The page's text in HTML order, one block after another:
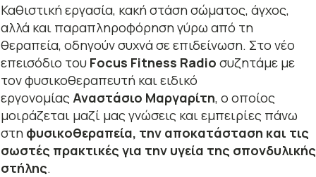
Καθιστική εργασία, κακή στάση σώματος, άγχος,
αλλά και παραπληροφόρηση γύρω από τη
θεραπεία, οδηγούν συχνά σε επιδείνωση. Στο νέο
επεισόδιο του Focus Fitness Radio συζητάμε με
τον φυσικοθεραπευτή και ειδικό
εργονομίας Αναστάσιο Μαργαρίτη, ο οποίος
μοιράζεται μαζί μας γνώσεις και εμπειρίες πάνω
στη φυσικοθεραπεία, την αποκατάσταση και τις
σωστές πρακτικές για την υγεία της σπονδυλικής
στήλης.